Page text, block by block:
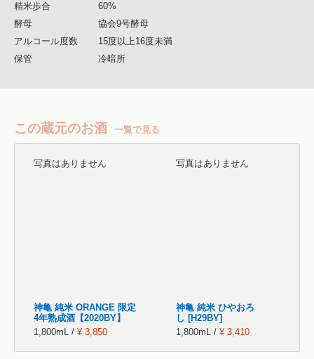
精米歩合
60%
酵母
協会9号酵母
アルコール度数
15度以上16度未満
保管
冷暗所
この蔵元のお酒 一覧で見る
写真はありません
神亀 純米 ORANGE 限定
4年熟成酒【2020BY】
1,800mL / ¥ 3,850
写真はありません
神亀 純米 ひやおろ
し [H29BY]
1,800mL / ¥ 3,410